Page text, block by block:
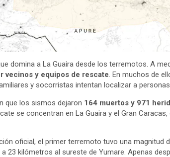
domina a La Guaira desde los terremotos. A
vecinos y equipos de rescate. En muchos de
y socorristas intentan localizar a
que los sismos dejaron 164 muertos y 971
se concentran en La Guaira y el Gran
oficial, el primer terremoto tuvo una magnitud
23 kilómetros al sureste de Yumare. Apenas